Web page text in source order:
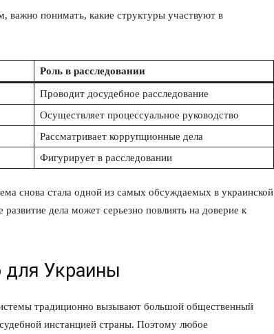
важно понимать, какие структуры участвуют в
Роль в расследовании
Проводит досудебное расследование
Осуществляет процессуальное руководство
Рассматривает коррупционные дела
Фигурирует в расследовании
снова стала одной из самых обсуждаемых в украинской
дела может серьезно повлиять на доверие к
для Украины
традиционно вызывают большой общественный
инстанцией страны. Поэтому любое